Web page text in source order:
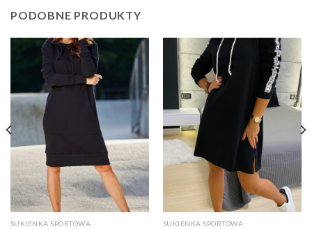
PODOBNE PRODUKTY
SUKIENKA SPORTOWA SUKIENKA SPORTOWA